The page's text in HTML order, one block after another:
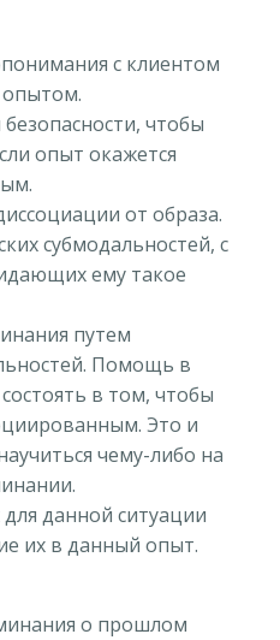
с клиентом
опытом.
чтобы
опыт окажется
от образа.
субмодальностей, с
ему такое
путем
Помощь в
в том, чтобы
Это и
чему-либо на
данной ситуации
их в данный опыт.
о прошлом